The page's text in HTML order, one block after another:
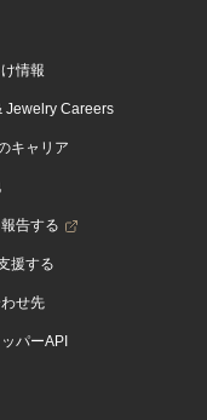
情報
Jewelry Careers
キャリア
告する
援する
せ先
パーAPI